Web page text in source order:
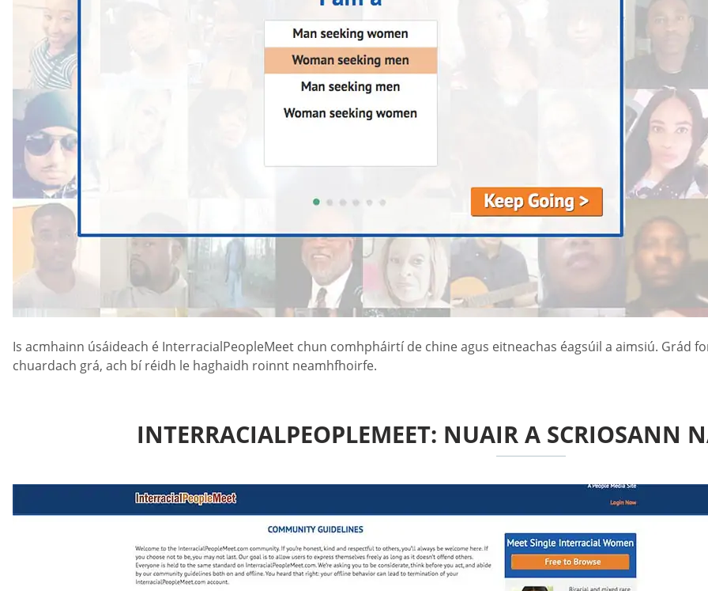
Is acmhainn úsáideach é InterracialPeopleMeet chun comhpháirtí de chine agus eitneachas éagsúil a aimsiú. Grád
chuardach grá, ach bí réidh le haghaidh roinnt neamhfhoirfe.
INTERRACIALPEOPLEMEET: NUAIR A SCRIOSANN